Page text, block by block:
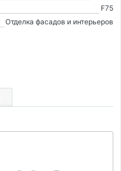
F75
Отделка фасадов и интерьеров